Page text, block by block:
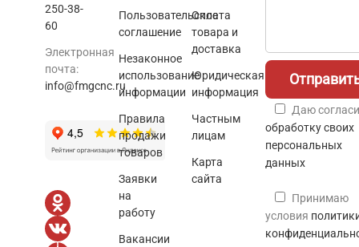
250-38-
60
Электронная
почта:
info@fmgcnc.ru
Пользовательское
соглашение
Незаконное
использование
информации
Правила
продажи
товаров
Заявки
на
работу
Вакансии
Оплата
товара и
доставка
Юридическая
информация
Частным
лицам
Карта
сайта
Даю
обработку своих
персональных
данных
Принимаю
условия